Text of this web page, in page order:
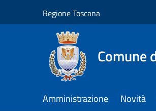
Regione Toscana
Comune
Amministrazione Novità